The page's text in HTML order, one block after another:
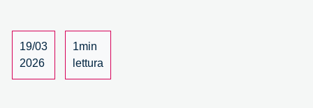
cultura
–
19/03
2026
1min
lettura